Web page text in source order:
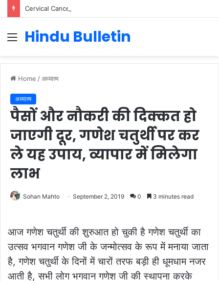
Menu
Hindu Bulletin
Home /अध्यात्म
अध्यात्म
पैसों और नौकरी की दिक्कत हो
जाएगी दूर, गणेश चतुर्थी पर कर
ले यह उपाय, व्यापार में मिलेगा
लाभ
Sohan Mahto September 2, 2019 0 3 minutes read
आज गणेश चतुर्थी की शुरुआत हो चुकी है गणेश चतुर्थी का
उत्सव भगवान गणेश जी के जन्मोत्सव के रूप में मनाया जाता
है, गणेश चतुर्थी के दिनों में चारों तरफ बड़ी ही धूमधाम नजर
आती है, सभी लोग भगवान गणेश जी की स्थापना करके